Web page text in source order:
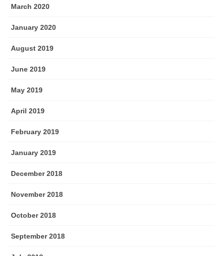
March 2020
January 2020
August 2019
June 2019
May 2019
April 2019
February 2019
January 2019
December 2018
November 2018
October 2018
September 2018